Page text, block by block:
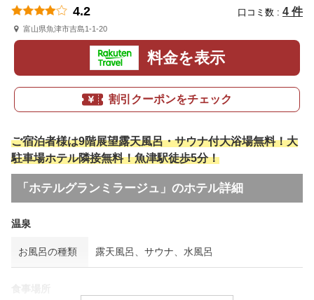
4.2 口コミ数 : 4 件
富山県魚津市吉島1-1-20
料金を表示
割引クーポンをチェック
ご宿泊者様は9階展望露天風呂・サウナ付大浴場無料！大
駐車場ホテル隣接無料！魚津駅徒歩5分！
「ホテルグランミラージュ」のホテル詳細
温泉
お風呂の種類 露天風呂、サウナ、水風呂